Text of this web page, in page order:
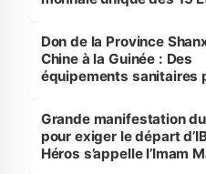
Don de la Province
Chine à la Guinée : Des
équipements sanitaires
Grande manifestation
pour exiger le départ
Héros s’appelle l’Imam